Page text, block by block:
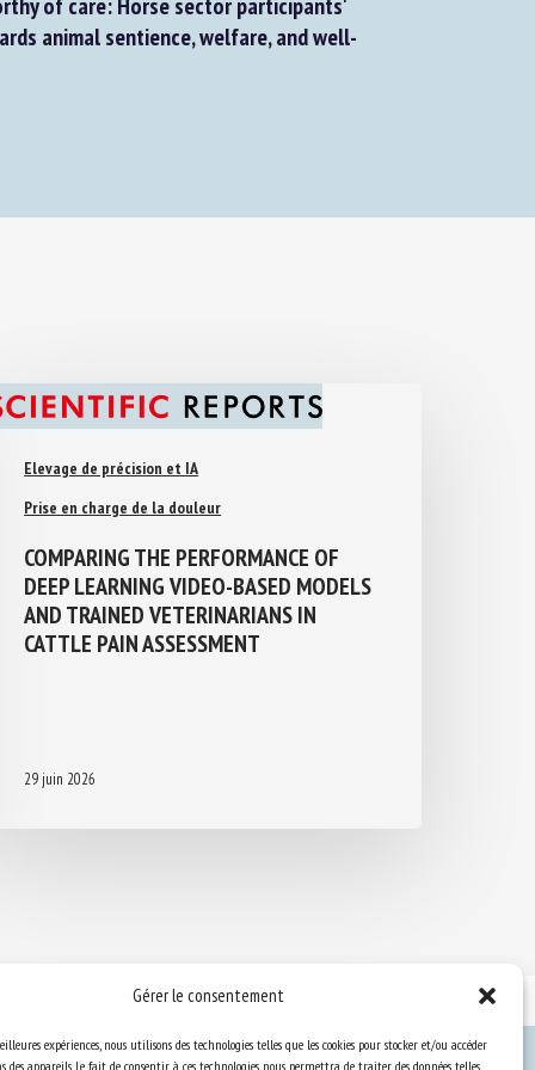
Gérer le consentement
expériences, nous utilisons des technologies telles que les cookies pour stocker et/ou accéder
appareils. Le fait de consentir à ces technologies nous permettra de traiter des données telles
animal sentience, welfare, and well-
Elevage de précision et IA
Prise en charge de la douleur
COMPARING THE PERFORMANCE OF
DEEP LEARNING VIDEO-BASED MODELS
AND TRAINED VETERINARIANS IN
CATTLE PAIN ASSESSMENT
29 juin 2026